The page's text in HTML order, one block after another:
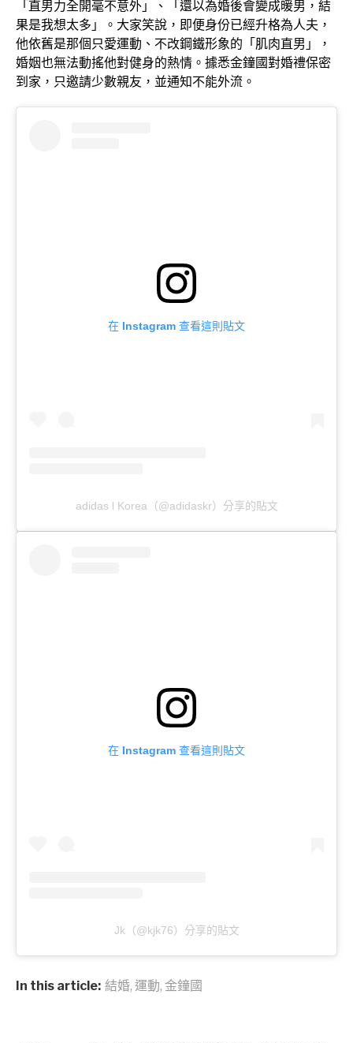
「直男力全開毫不意外」、「還以為婚後會變成暖男，結
果是我想太多」。大家笑說，即便身份已經升格為人夫，
他依舊是那個只愛運動、不改鋼鐵形象的「肌肉直男」，
婚姻也無法動搖他對健身的熱情。據悉金鐘國對婚禮保密
到家，只邀請少數親友，並通知不能外流。
在 Instagram 查看這則貼文
adidas l Korea（@adidaskr）分享的貼文
在 Instagram 查看這則貼文
Jk（@kjk76）分享的貼文
In this article: 結婚, 運動, 金鐘國